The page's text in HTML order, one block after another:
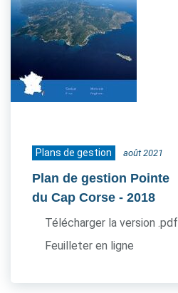
Plans de gestion août 2021
Plan de gestion Pointe
du Cap Corse - 2018
Télécharger la version .pdf
Feuilleter en ligne